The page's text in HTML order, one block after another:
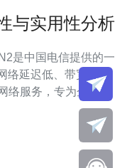
与实用性分析
是中国电信提供的一
络延迟低、带宽大、
络服务，专为企业级
数据包在最短时间内
先进的QoS（服务质